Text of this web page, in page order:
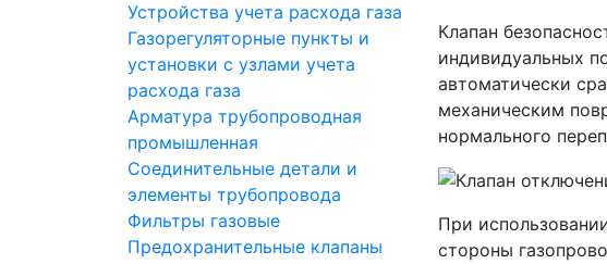
Устройства учета расхода газа
Газорегуляторные пункты и
установки с узлами учета
расхода газа
Арматура трубопроводная
промышленная
Соединительные детали и
элементы трубопровода
Фильтры газовые
Предохранительные клапаны
Клапан
индивидуальных
автоматически
механическим
нормального
При
стороны